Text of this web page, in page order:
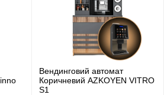
Вендинговий автомат
Коричневий AZKOYEN VITRO
S1